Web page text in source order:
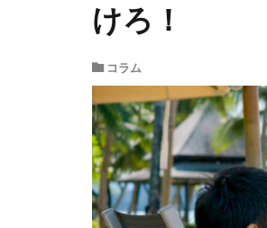
けろ！
コラム